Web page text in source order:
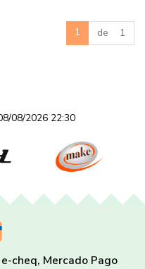
1 de 1
08/2026 22:30
cheq, Mercado Pago